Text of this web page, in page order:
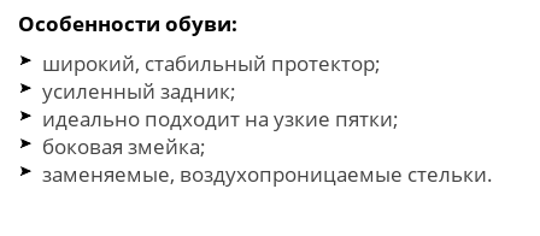
Особенности обуви:
широкий, стабильный протектор;
усиленный задник;
идеально подходит на узкие пятки;
боковая змейка;
заменяемые, воздухопроницаемые стельки.